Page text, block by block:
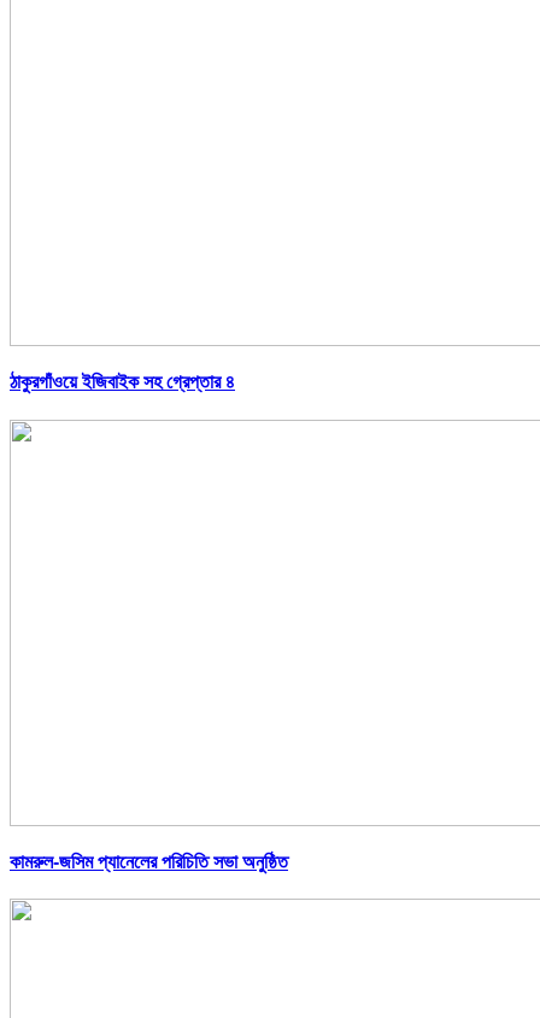
ঠাকুরগাঁওয়ে ইজিবাইক সহ গ্রেপ্তার ৪
কামরুল-জসিম প্যানেলের পরিচিতি সভা অনুষ্ঠিত